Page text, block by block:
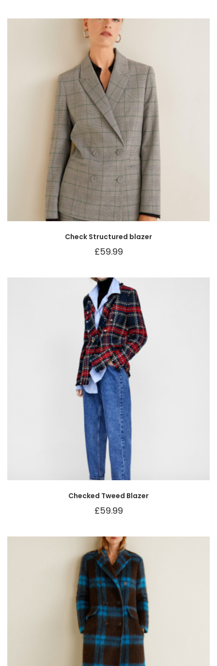
Check Structured blazer
£59.99
Checked Tweed Blazer
£59.99